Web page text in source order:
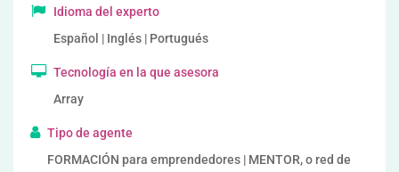
Idioma del experto
Español | Inglés | Portugués
Tecnología en la que asesora
Array
Tipo de agente
FORMACIÓN para emprendedores | MENTOR, o red de